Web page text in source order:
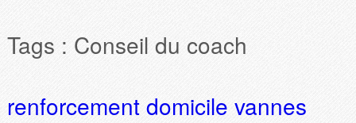
Tags : Conseil du coach
renforcement domicile vannes